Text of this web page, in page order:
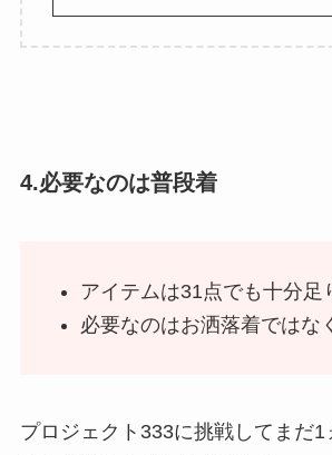
4.必要なのは普段着
アイテムは31点でも十分足
必要なのはお洒落着ではな
プロジェクト333に挑戦してまだ1